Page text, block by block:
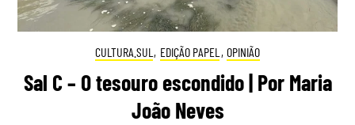
CULTURA.SUL , EDIÇÃO PAPEL , OPINIÃO
Sal C – O tesouro escondido | Por Maria
João Neves